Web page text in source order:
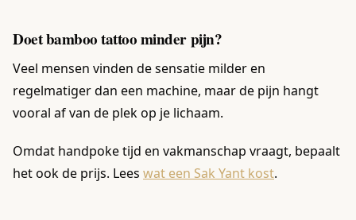
Doet bamboo tattoo minder pijn?
Veel mensen vinden de sensatie milder en
regelmatiger dan een machine, maar de pijn hangt
vooral af van de plek op je lichaam.
Omdat handpoke tijd en vakmanschap vraagt, bepaalt
het ook de prijs. Lees wat een Sak Yant kost.